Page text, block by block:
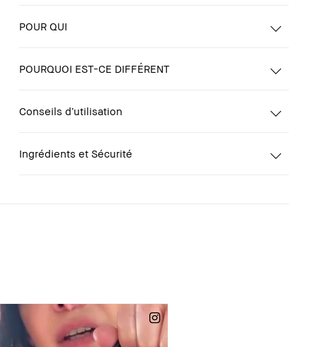
POUR QUI
POURQUOI EST-CE DIFFÉRENT
Conseils d’utilisation
Ingrédients et Sécurité